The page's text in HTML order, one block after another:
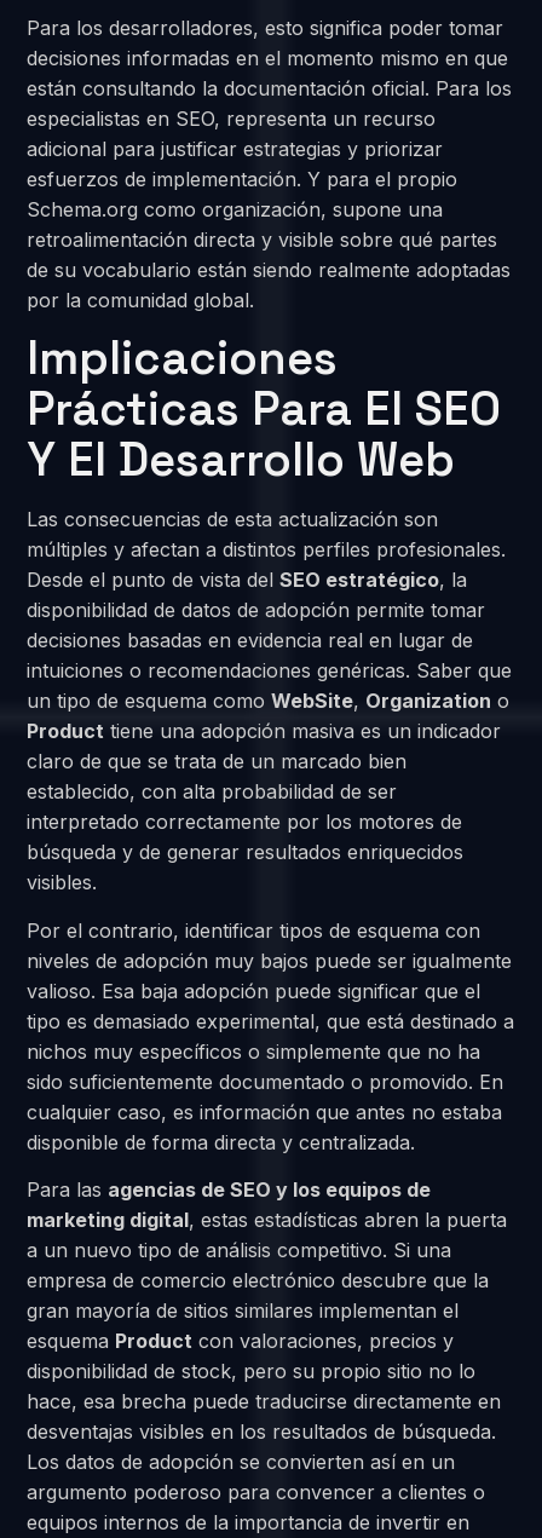
Para los desarrolladores, esto significa poder tomar
decisiones informadas en el momento mismo en que
están consultando la documentación oficial. Para los
especialistas en SEO, representa un recurso
adicional para justificar estrategias y priorizar
esfuerzos de implementación. Y para el propio
Schema.org como organización, supone una
retroalimentación directa y visible sobre qué partes
de su vocabulario están siendo realmente adoptadas
por la comunidad global.
Implicaciones
Prácticas Para El SEO
Y El Desarrollo Web
Las consecuencias de esta actualización son
múltiples y afectan a distintos perfiles profesionales.
Desde el punto de vista delSEO estratégico, la
disponibilidad de datos de adopción permite tomar
decisiones basadas en evidencia real en lugar de
intuiciones o recomendaciones genéricas. Saber que
un tipo de esquema comoWebSite, Organization o
Product tiene una adopción masiva es un indicador
claro de que se trata de un marcado bien
establecido, con alta probabilidad de ser
interpretado correctamente por los motores de
búsqueda y de generar resultados enriquecidos
visibles.
Por el contrario, identificar tipos de esquema con
niveles de adopción muy bajos puede ser igualmente
valioso. Esa baja adopción puede significar que el
tipo es demasiado experimental, que está destinado a
nichos muy específicos o simplemente que no ha
sido suficientemente documentado o promovido. En
cualquier caso, es información que antes no estaba
disponible de forma directa y centralizada.
Para las agencias de SEO y los equipos de
marketing digital, estas estadísticas abren la puerta
a un nuevo tipo de análisis competitivo. Si una
empresa de comercio electrónico descubre que la
gran mayoría de sitios similares implementan el
esquema Product con valoraciones, precios y
disponibilidad de stock, pero su propio sitio no lo
hace, esa brecha puede traducirse directamente en
desventajas visibles en los resultados de búsqueda.
Los datos de adopción se convierten así en un
argumento poderoso para convencer a clientes o
equipos internos de la importancia de invertir en